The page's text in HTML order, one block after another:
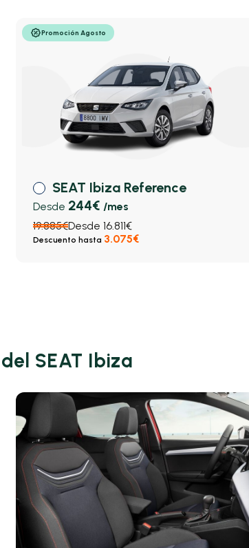
Promoción Agosto
SEAT Ibiza Reference
Desde 244€ /mes
19.885€Desde 16.811€
Descuento hasta 3.075€
SEAT Ibiza